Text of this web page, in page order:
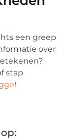
een greep
over
stap
!